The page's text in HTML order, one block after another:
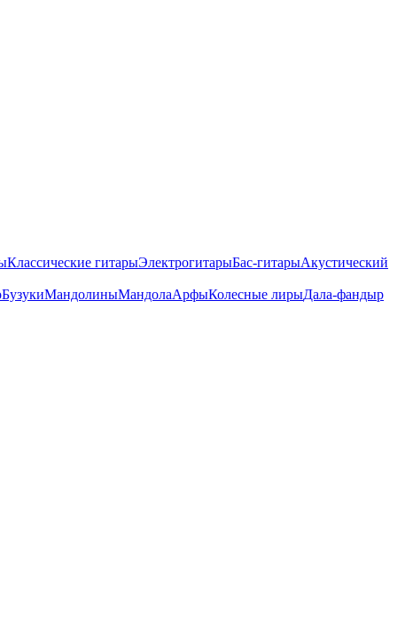
Классические гитарыЭлектрогитарыБас-гитарыАкустический
БузукиМандолиныМандолаАрфыКолесные лирыДала-фандыр